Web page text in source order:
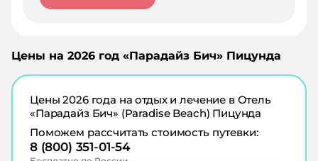
Цены на 2026 год «Парадайз Бич» Пицунда
Цены2026года на отдых и лечение в Отель
«Парадайз Бич» (Paradise Beach) Пицунда
Поможем рассчитать стоимость путевки:
8 (800) 351-01-54